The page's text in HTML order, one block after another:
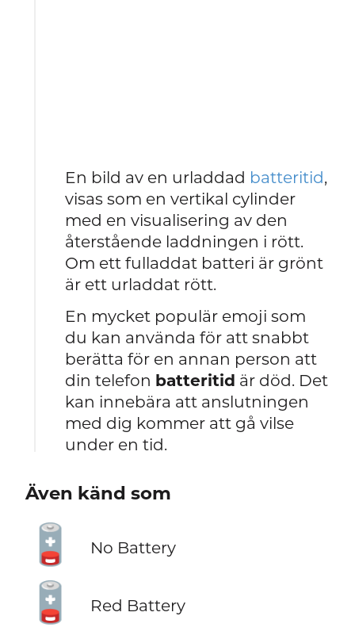
En bild av en urladdad batteritid,
visas som en vertikal cylinder
med en visualisering av den
återstående laddningen i rött.
Om ett fulladdat batteri är grönt
är ett urladdat rött.
En mycket populär emoji som
du kan använda för att snabbt
berätta för en annan person att
din telefon batteritid är död. Det
kan innebära att anslutningen
med dig kommer att gå vilse
under en tid.
Även känd som
🪫 No Battery
🪫 Red Battery